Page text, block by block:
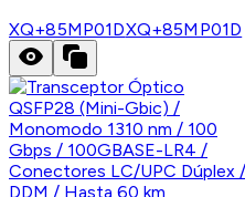
XQ+85MP01DXQ+85MP01D